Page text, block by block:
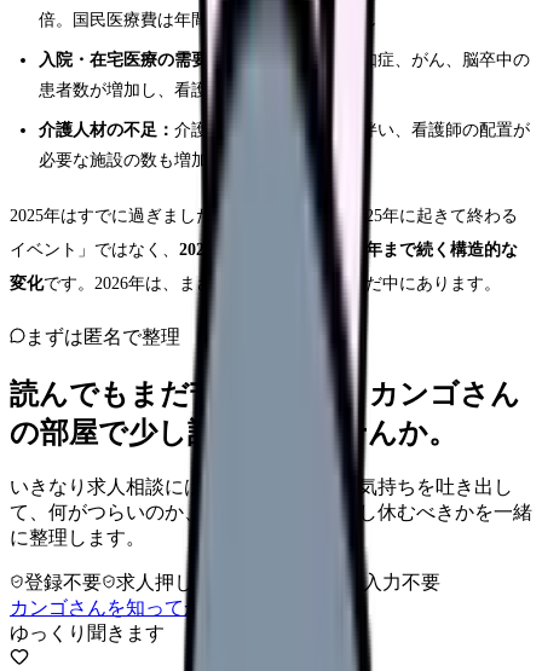
倍。国民医療費は年間50兆円を超える見通し
入院・在宅医療の需要急増：
慢性疾患、認知症、がん、脳卒中の
患者数が増加し、看護師の対応件数が増大
介護人材の不足： 介護施設の利用者増加に伴い、看護師の配置が
必要な施設の数も増加
2025年はすでに過ぎましたが、この問題は「2025年に起きて終わる
イベント」ではなく、 2025年を起点として2040年まで続く構造的な
変化です。2026年は、まさにこの変化の真っただ中にあります。
まずは匿名で整理
読んでもまだ苦しいなら、カンゴさん
の部屋で少し話してみませんか。
いきなり求人相談には進みません。今の気持ちを吐き出し
て、何がつらいのか、辞めるべきか、少し休むべきかを一緒
に整理します。
登録不要 求人押し売りなし
病院名は入力不要
カンゴさんを知ってから相談する
ゆっくり聞きます